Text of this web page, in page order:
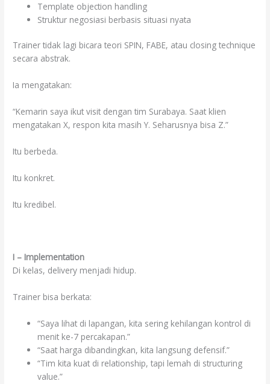
Template objection handling
Struktur negosiasi berbasis situasi nyata
Trainer tidak lagi bicara teori SPIN, FABE, atau closing technique
secara abstrak.
Ia mengatakan:
“Kemarin saya ikut visit dengan tim Surabaya. Saat klien
mengatakan X, respon kita masih Y. Seharusnya bisa Z.”
Itu berbeda.
Itu konkret.
Itu kredibel.
I – Implementation
Di kelas, delivery menjadi hidup.
Trainer bisa berkata:
“Saya lihat di lapangan, kita sering kehilangan kontrol di
menit ke-7 percakapan.”
“Saat harga dibandingkan, kita langsung defensif.”
“Tim kita kuat di relationship, tapi lemah di structuring
value.”